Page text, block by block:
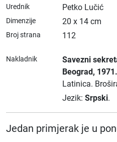
Urednik Petko Lučić
Dimenzije 20 x 14 cm
Broj strana 112
Nakladnik Savezni
Beograd, 1971.
Latinica.
Jezik: Srpski.
Jedan primjerak je u